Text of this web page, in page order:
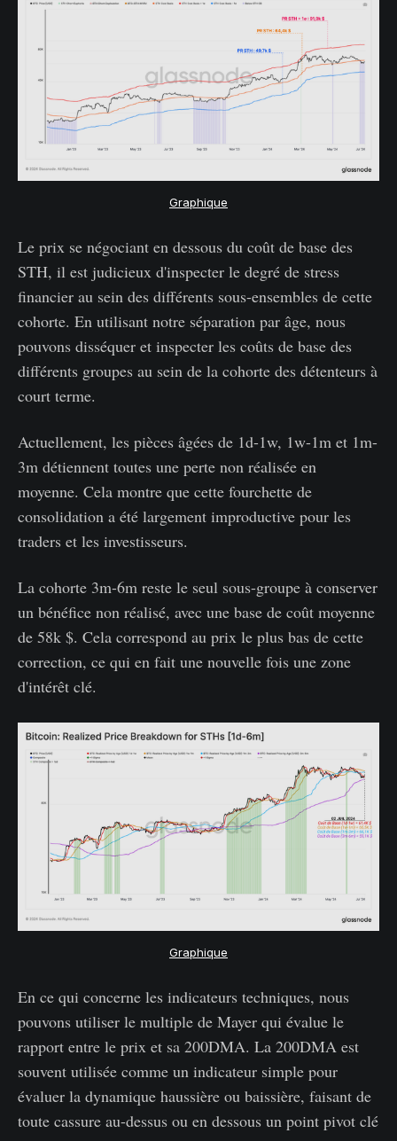
Graphique
Le prix se négociant en dessous du coût de base des
STH, il est judicieux d'inspecter le degré de stress
financier au sein des différents sous-ensembles de cette
cohorte. En utilisant notre séparation par âge, nous
pouvons disséquer et inspecter les coûts de base des
différents groupes au sein de la cohorte des détenteurs à
court terme.
Actuellement, les pièces âgées de 1d-1w, 1w-1m et 1m-
3m détiennent toutes une perte non réalisée en
moyenne. Cela montre que cette fourchette de
consolidation a été largement improductive pour les
traders et les investisseurs.
La cohorte 3m-6m reste le seul sous-groupe à conserver
un bénéfice non réalisé, avec une base de coût moyenne
de 58k $. Cela correspond au prix le plus bas de cette
correction, ce qui en fait une nouvelle fois une zone
d'intérêt clé.
Graphique
En ce qui concerne les indicateurs techniques, nous
pouvons utiliser le multiple de Mayer qui évalue le
rapport entre le prix et sa 200DMA. La 200DMA est
souvent utilisée comme un indicateur simple pour
évaluer la dynamique haussière ou baissière, faisant de
toute cassure au-dessus ou en dessous un point pivot clé